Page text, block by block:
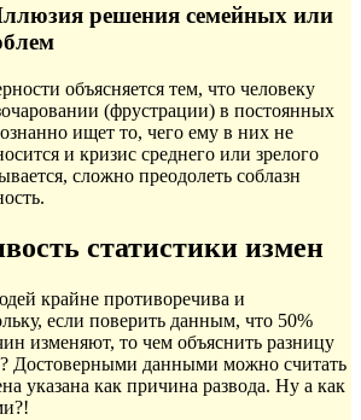
решения семейных или
объясняется тем, что человеку
(фрустрации) в постоянных
ищет то, чего ему в них не
и кризис среднего или зрелого
сложно преодолеть соблазн
статистики измен
крайне противоречива и
если поверить данным, что 50%
изменяют, то чем объяснить разницу
Достоверными данными можно считать
указана как причина развода. Ну а как